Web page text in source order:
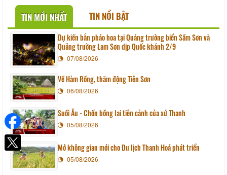
được biết đến là một
TIN MỚI NHẤT TIN NỔI BẬT
Dự kiến bắn pháo hoa tại Quảng trường biển Sầm Sơn và
Quảng trường Lam Sơn dịp Quốc khánh 2/9
07/08/2026
Về Hàm Rồng, thăm động Tiên Sơn
06/08/2026
Suối Ấu - Chốn bồng lai tiên cảnh của xứ Thanh
05/08/2026
Mở không gian mới cho Du lịch Thanh Hoá phát triển
05/08/2026